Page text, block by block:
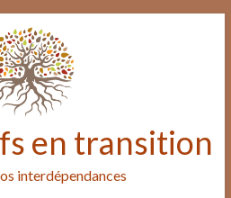
en transition
interdépendances